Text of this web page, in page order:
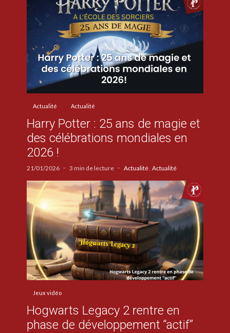
Actualité Actualité
Harry Potter : 25 ans de magie et
des célébrations mondiales en
2026 !
21/01/2026 3 min de lecture Actualité Actualité
Jeux vidéo
Hogwarts Legacy 2 rentre en
phase de développement “actif”